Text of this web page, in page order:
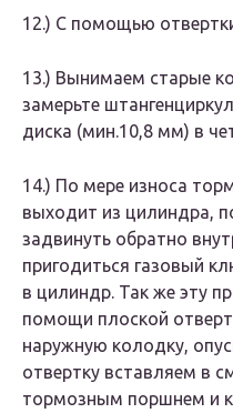
12.​) С помощью
13.​) Вынимаем старые
замерьте
диска (мин.10,8 мм) в
14.)​ По мере износа
выходит из цилиндра,
задвинуть обратно
пригодиться газовый
в цилиндр. Так же эту
помощи плоской
наружную колодку,
отвертку вставляем в
тормозным поршнем и